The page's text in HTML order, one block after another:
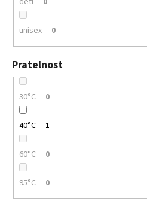
unisex 0
Pratelnost
30°C 0
40°C 1
60°C 0
95°C 0